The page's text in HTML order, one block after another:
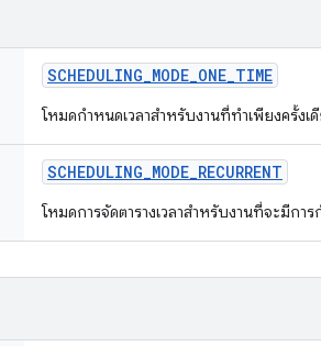
SCHEDULING_MODE_ONE_TIME
โหมดกำหนดเวลาสำหรับงานที่ทำเพียงครั้งเ
SCHEDULING_MODE_RECURRENT
โหมดการจัดตารางเวลาสําหรับงานที่จะมีกา